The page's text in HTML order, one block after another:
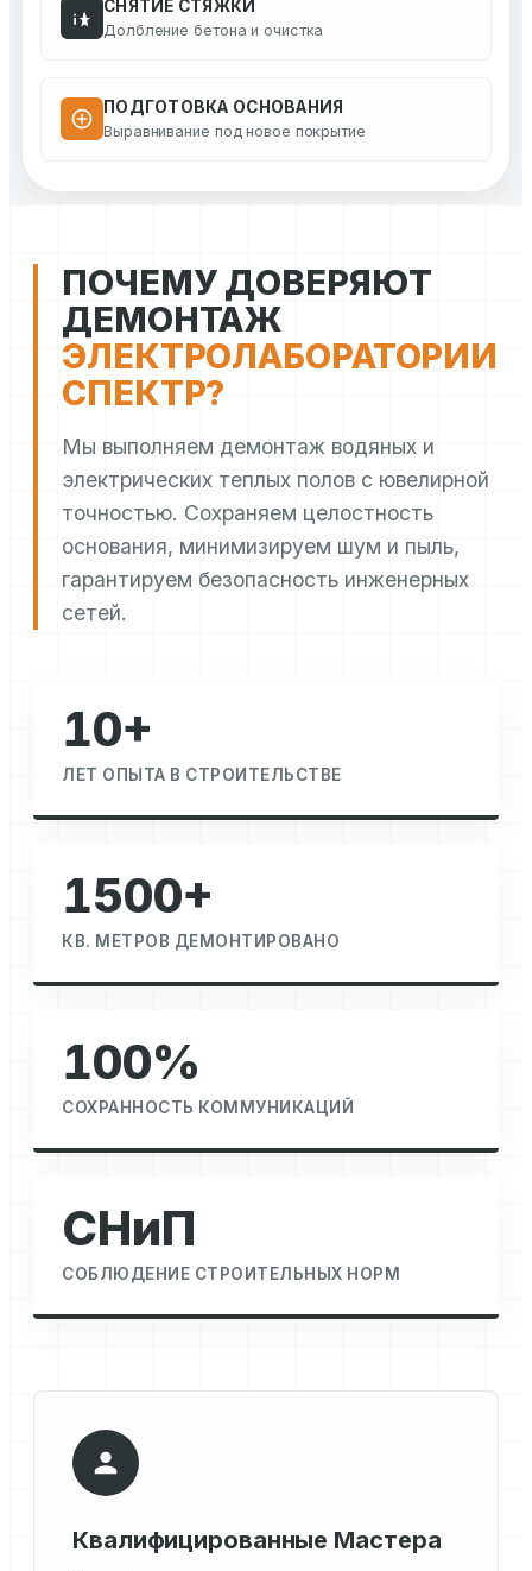
СНЯТИЕ СТЯЖКИ
Долбление бетона и очистка
ПОДГОТОВКА ОСНОВАНИЯ
Выравнивание под новое покрытие
ПОЧЕМУ ДОВЕРЯЮТ
ДЕМОНТАЖ
ЭЛЕКТРОЛАБОРАТОРИИ
СПЕКТР?
Мы выполняем демонтаж водяных и
электрических теплых полов с ювелирной
точностью. Сохраняем целостность
основания, минимизируем шум и пыль,
гарантируем безопасность инженерных
сетей.
10+
ЛЕТ ОПЫТА В СТРОИТЕЛЬСТВЕ
1500+
КВ. МЕТРОВ ДЕМОНТИРОВАНО
100%
СОХРАННОСТЬ КОММУНИКАЦИЙ
СНиП
СОБЛЮДЕНИЕ СТРОИТЕЛЬНЫХ НОРМ
Квалифицированные Мастера